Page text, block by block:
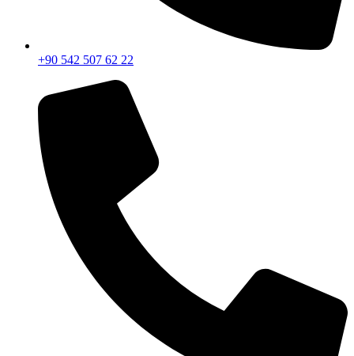
+90 542 507 62 22